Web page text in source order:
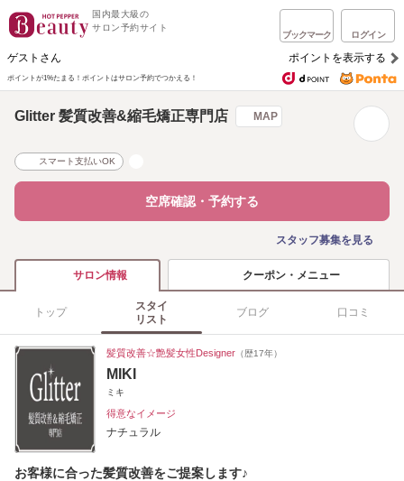
国内最大級の
サロン予約サイト
ブックマーク ログイン
ゲストさん ポイントを表示する
ポイントが1%たまる！ ポイントはサロン予約でつかえる！
Glitter 髪質改善&縮毛矯正専門店 MAP
スマート支払いOK
空席確認・予約する
スタッフ募集を見る
サロン情報 クーポン・メニュー
トップ
スタイ
リスト
ブログ 口コミ
髪質改善☆艶髪女性Designer （歴17年）
MIKI
ミキ
得意なイメージ
ナチュラル
お客様に合った髪質改善をご提案します♪